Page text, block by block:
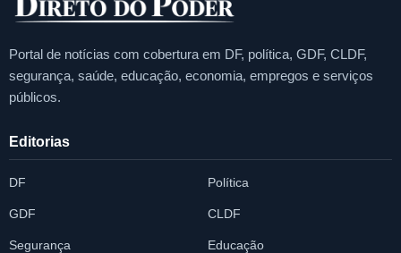
Portal de notícias com cobertura em DF, política, GDF, CLDF,
segurança, saúde, educação, economia, empregos e serviços
públicos.
Editorias
DF Política
GDF CLDF
Segurança Educação